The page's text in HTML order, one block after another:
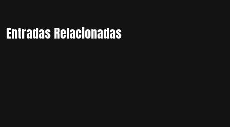
Entradas Relacionadas